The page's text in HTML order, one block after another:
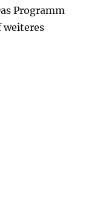
Programm
weiteres